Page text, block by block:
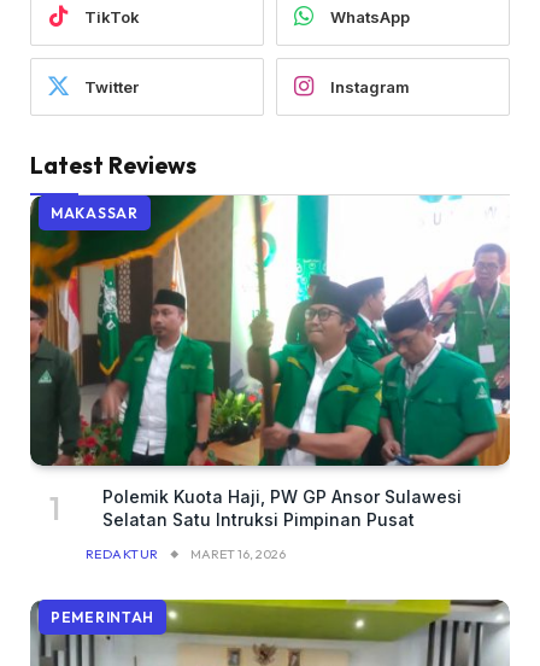
TikTok WhatsApp
Twitter Instagram
Latest Reviews
MAKASSAR
Polemik Kuota Haji, PW GP Ansor Sulawesi
Selatan Satu Intruksi Pimpinan Pusat
REDAKTUR MARET 16, 2026
PEMERINTAH